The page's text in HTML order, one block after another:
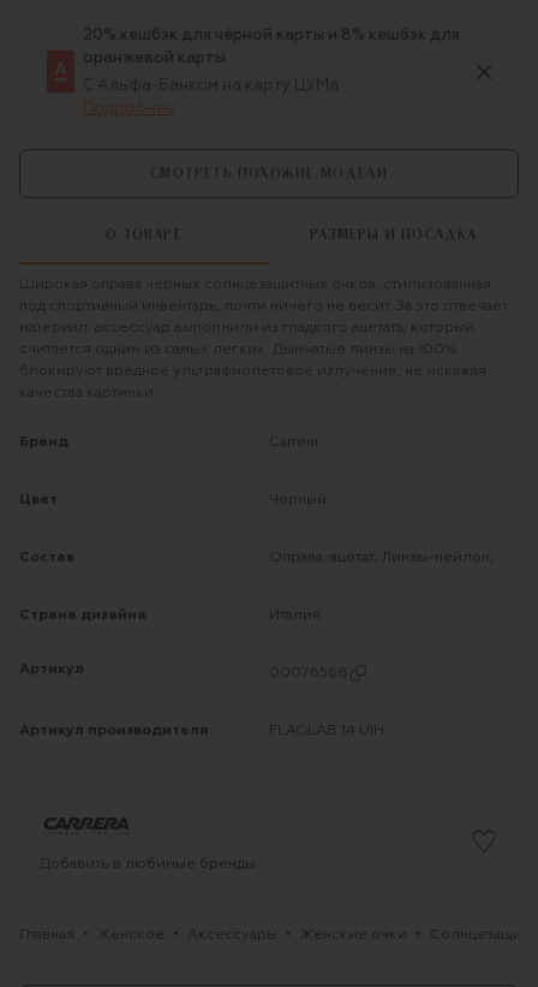
20% кешбэк для чёрной карты и 8% кешбэк для
оранжевой карты
С Альфа-Банком на карту ЦУМа
Подробнее
СМОТРЕТЬ ПОХОЖИЕ МОДЕЛИ
О ТОВАРЕ РАЗМЕРЫ И ПОСАДКА
Широкая оправа черных солнцезащитных очков, стилизованная
под спортивный инвентарь, почти ничего не весит. За это отвечает
материал: аксессуар выполнили из гладкого ацетата, который
считается одним из самых легких. Дымчатые линзы на 100%
блокируют вредное ультрафиолетовое излучение, не искажая
качества картинки.
Бренд Carrera
Цвет Черный
Состав Оправа-ацетат; Линзы-нейлон;
Страна дизайна Италия
Артикул 00076568
Артикул производителя FLAGLAB 14 UIH
Добавить в любимые бренды
Главная Женское Аксессуары Женские очки